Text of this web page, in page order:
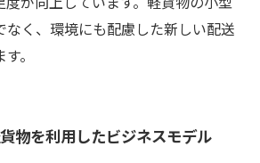
なく、環境にも配慮した新しい配送
。
物を利用したビジネスモデル